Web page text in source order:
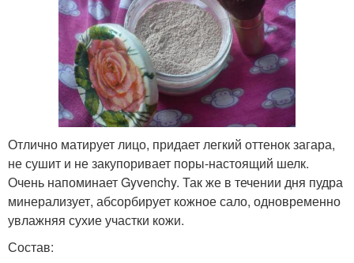
Отлично матирует лицо, придает легкий оттенок загара,
не сушит и не закупоривает поры-настоящий шелк.
Очень напоминает Gyvenchy. Так же в течении дня пудра
минерализует, абсорбирует кожное сало, одновременно
увлажняя сухие участки кожи.
Состав: